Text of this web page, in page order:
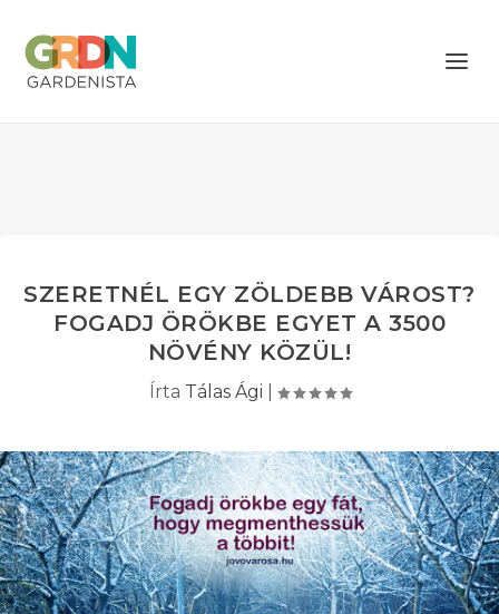
SZERETNÉL EGY ZÖLDEBB VÁROST?
FOGADJ ÖRÖKBE EGYET A 3500
NÖVÉNY KÖZÜL!
Írta Tálas Ági